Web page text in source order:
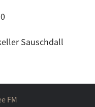
Sauschdall
FM